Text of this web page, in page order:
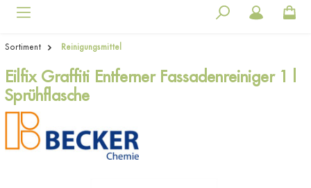
Sortiment Reinigungsmittel
Eilfix Graffiti Entferner Fassadenreiniger 1 l
Sprühflasche